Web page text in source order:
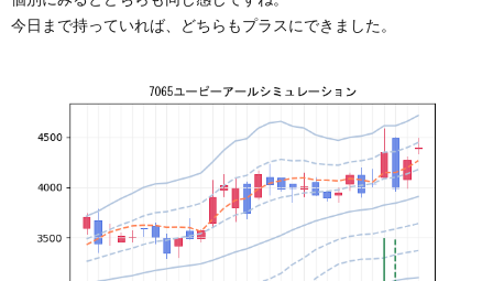
今日まで持っていれば、どちらもプラスにできました。